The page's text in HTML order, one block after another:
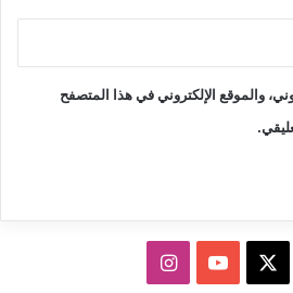
والموقع الإلكتروني في هذا المتصفح
‫YouTubeانستقرام